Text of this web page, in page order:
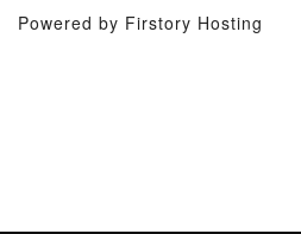
Powered by Firstory Hosting